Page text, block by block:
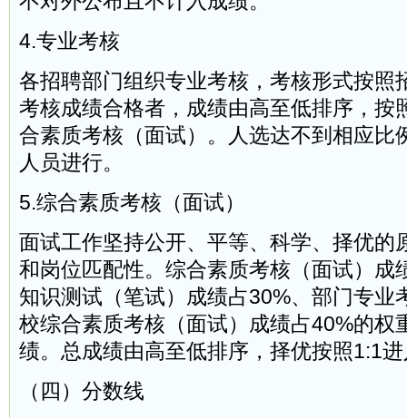
4.专业考核
各招聘部门组织专业考核，考核形式按照
考核成绩合格者，成绩由高至低排序，按
合素质考核（面试）。人选达不到相应比
人员进行。
5.综合素质考核（面试）
面试工作坚持公开、平等、科学、择优的
和岗位匹配性。综合素质考核（面试）成
知识测试（笔试）成绩占30%、部门专业
校综合素质考核（面试）成绩占40%的权
绩。总成绩由高至低排序，择优按照1:1
（四）分数线